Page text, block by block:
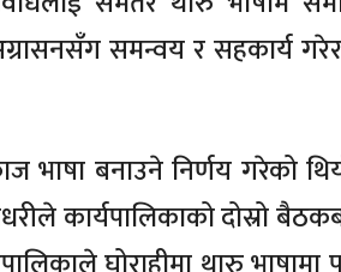
समन्वय र सहकार्य
बनाउने निर्णय गरेको
कार्यपालिकाको दोस्रो